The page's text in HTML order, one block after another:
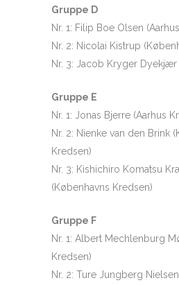
Gruppe D
Nr. 1: Filip Boe Olsen
Nr. 2: Nicolai Kistrup
Nr. 3: Jacob Kryger Dyekjær
Gruppe E
Nr. 1: Jonas Bjerre (Aarhus
Nr. 2: Nienke van den Brink
Kredsen)
Nr. 3: Kishichiro Komatsu
(Københavns Kredsen)
Gruppe F
Nr. 1: Albert Mechlenburg
Kredsen)
Nr. 2: Ture Jungberg